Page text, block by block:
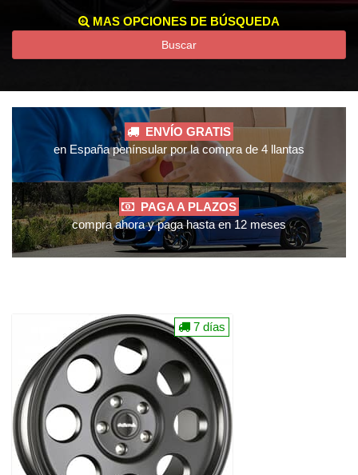
MAS OPCIONES DE BÚSQUEDA
Buscar
ENVÍO GRATIS
en España penínsular por la compra de 4 llantas
PAGA A PLAZOS
compra ahora y paga hasta en 12 meses
7 días